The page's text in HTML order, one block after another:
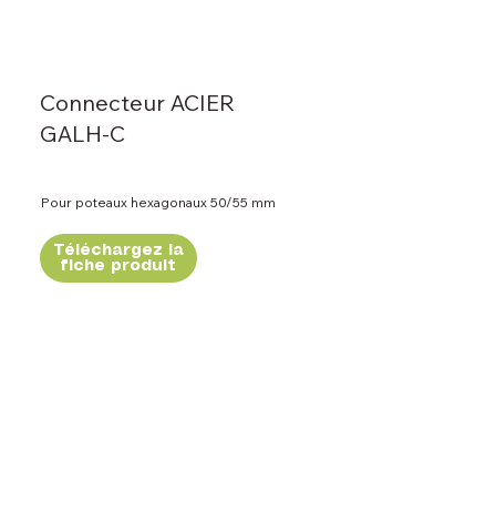
Connecteur ACIER
GALH-C
Pour poteaux hexagonaux 50/55 mm
Téléchargez la
fiche produit